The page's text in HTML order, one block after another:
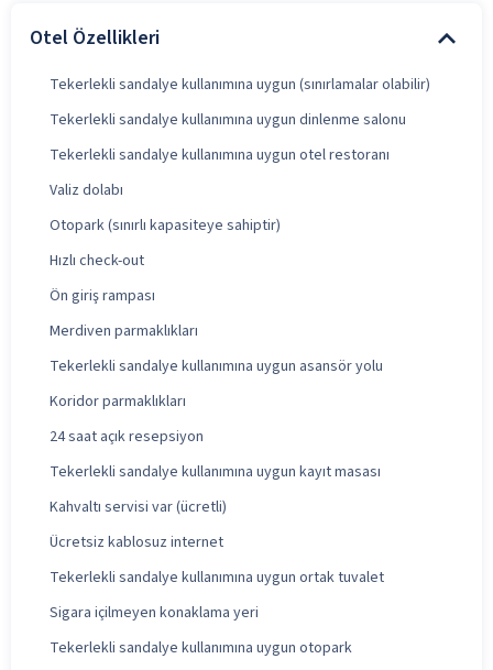
Otel Özellikleri
Tekerlekli sandalye kullanımına uygun (sınırlamalar olabilir)
Tekerlekli sandalye kullanımına uygun dinlenme salonu
Tekerlekli sandalye kullanımına uygun otel restoranı
Valiz dolabı
Otopark (sınırlı kapasiteye sahiptir)
Hızlı check-out
Ön giriş rampası
Merdiven parmaklıkları
Tekerlekli sandalye kullanımına uygun asansör yolu
Koridor parmaklıkları
24 saat açık resepsiyon
Tekerlekli sandalye kullanımına uygun kayıt masası
Kahvaltı servisi var (ücretli)
Ücretsiz kablosuz internet
Tekerlekli sandalye kullanımına uygun ortak tuvalet
Sigara içilmeyen konaklama yeri
Tekerlekli sandalye kullanımına uygun otopark